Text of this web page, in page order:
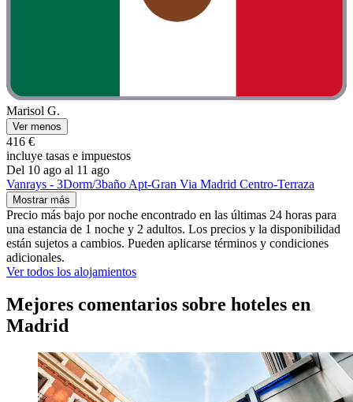
Marisol G.
Ver menos
416 €
incluye tasas e impuestos
Del 10 ago al 11 ago
Vanrays - 3Dorm/3baño Apt-Gran Via Madrid Centro-Terraza
Mostrar más
Precio más bajo por noche encontrado en las últimas 24 horas para
una estancia de 1 noche y 2 adultos. Los precios y la disponibilidad
están sujetos a cambios. Pueden aplicarse términos y condiciones
adicionales.
Ver todos los alojamientos
Mejores comentarios sobre hoteles en
Madrid